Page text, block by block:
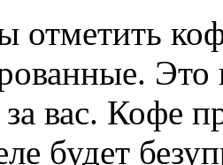
отметить
за вас. Кофе
будет